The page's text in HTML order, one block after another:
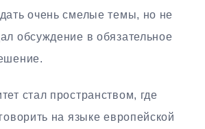
очень смелые темы, но не
обсуждение в обязательное
стал пространством, где
на языке европейской